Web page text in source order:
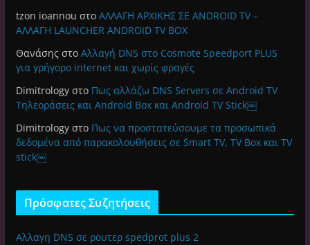
tzon ioannou στο ΑΛΛΑΓΗ ΑΡΧΙΚΗΣ ΣΕ ANDROID TV –
ΑΛΛΑΓΗ LAUNCHER ANDROID TV BOX
Θανάσηςστο Αλλαγή DNS στο Cosmote Speedport PLUS
για γρήγορο internet και χωρίς φραγές
Dimitrologyστο Πως αλλάζω DNS Servers σε Android TV
Τηλεοράσεις και Android Box και Android TV Stick￼
Dimitrologyστο Πως να προστατεύσουμε τα προσωπικά
δεδομένα από παρακολουθήσεις σε Smart TV, TV Box και TV
stick￼
Πρόσφατες Συζητήσεις
Αλλαγη DNS σε ρουτερ spedprot plus 2